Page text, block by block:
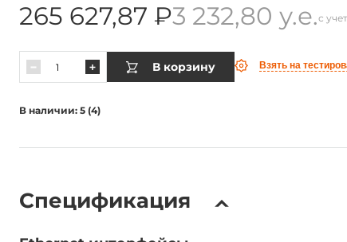
265 627,87 ₽3 232,80 у.е.с
В корзину Взять на
В наличии: 5 (4)
Спецификация